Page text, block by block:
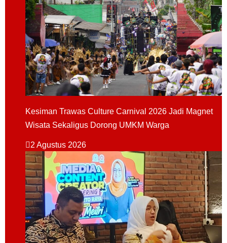
Kesiman Trawas Culture Carnival 2026 Jadi Magnet
Wisata Sekaligus Dorong UMKM Warga
2 Agustus 2026